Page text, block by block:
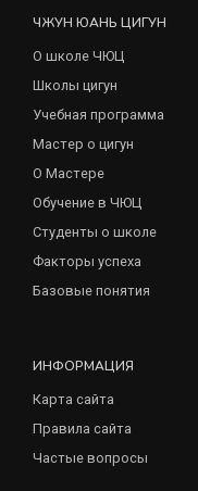
ЧЖУН ЮАНЬ ЦИГУН
О школе ЧЮЦ
Школы цигун
Учебная программа
Мастер о цигун
О Мастере
Обучение в ЧЮЦ
Студенты о школе
Факторы успеха
Базовые понятия
ИНФОРМАЦИЯ
Карта сайта
Правила сайта
Частые вопросы